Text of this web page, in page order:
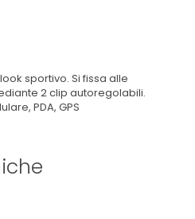
sportivo. Si fissa alle
2 clip autoregolabili.
PDA, GPS